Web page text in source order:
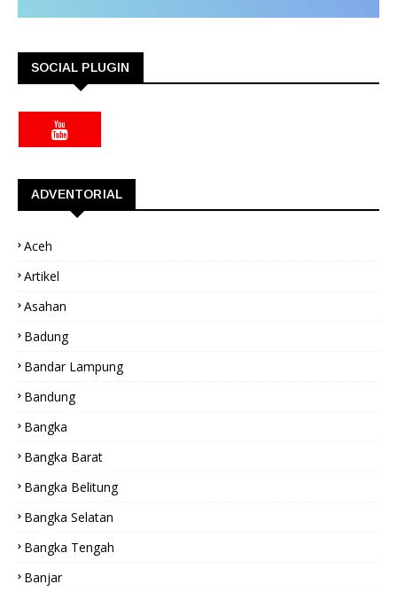
SOCIAL PLUGIN
ADVENTORIAL
Aceh
Artikel
Asahan
Badung
Bandar Lampung
Bandung
Bangka
Bangka Barat
Bangka Belitung
Bangka Selatan
Bangka Tengah
Banjar